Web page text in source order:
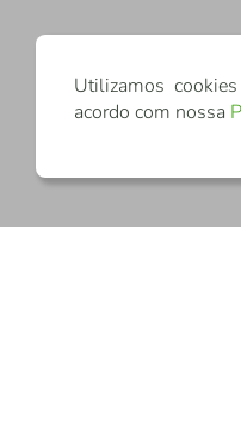
Utilizamos
acordo com nossa